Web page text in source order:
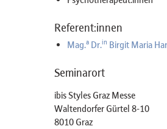
Referent:innen
Mag. aDr. in Birgit Maria
Seminarort
ibis Styles Graz Messe
Waltendorfer Gürtel 8-10
8010 Graz